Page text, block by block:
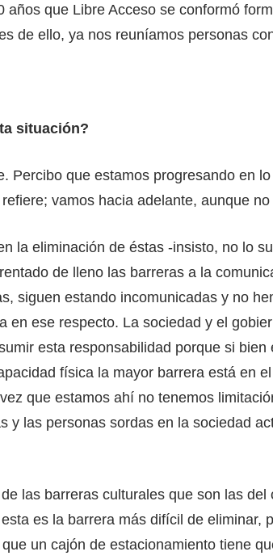
años que Libre Acceso se conformó
de ello, ya nos reuníamos personas
situación?
Percibo que estamos progresando en
vamos hacia adelante, aunque
la eliminación de éstas -insisto, no lo
de lleno las barreras a la
siguen estando incomunicadas y no
en ese respecto. La sociedad y el
esta responsabilidad porque si bien
física la mayor barrera está en
que estamos ahí no tenemos
y las personas sordas en la sociedad
las barreras culturales que son las del
es la barrera más difícil de eliminar,
un cajón de estacionamiento tiene